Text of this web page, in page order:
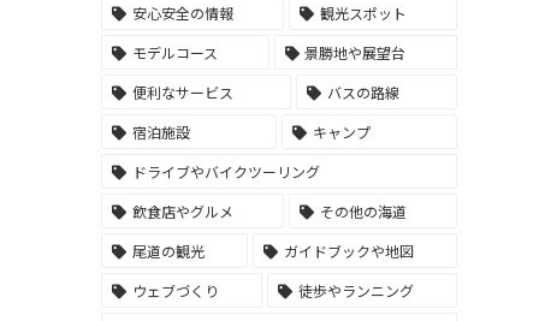
安心安全の情報
観光スポット
モデルコース
景勝地や展望台
便利なサービス
バスの路線
宿泊施設
キャンプ
ドライブやバイクツーリング
飲食店やグルメ
その他の海道
尾道の観光
ガイドブックや地図
ウェブづくり
徒歩やランニング